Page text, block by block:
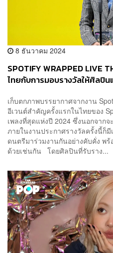
8 ธันวาคม 2024
SPOTIFY WRAPPED LIVE
ไทยกับการมอบรางวัลให้ศิลปิ
เก็บตกภาพบรรยากาศจากงาน
อีเวนต์สำคัญครั้งแรกในไทยของ
เพลงที่สุดแห่งปี 2024 ซึ่งนอกจาก
ภายในงานประกาศรางวัลครั้งนี้ก็
ดนตรีมาร่วมงานกันอย่างคับคั่ง พ
ด้วยเช่นกัน โดยศิลปินที่รับราง...